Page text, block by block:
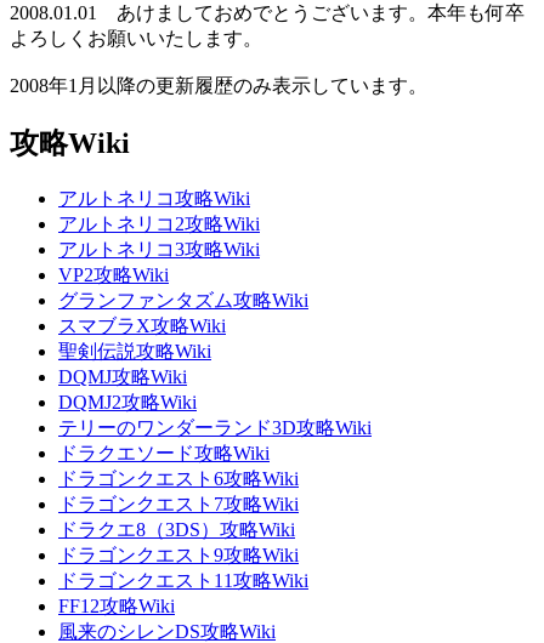
2008.01.01 あけましておめでとうございます。本年も何卒
よろしくお願いいたします。
2008年1月以降の更新履歴のみ表示しています。
攻略Wiki
アルトネリコ攻略Wiki
アルトネリコ2攻略Wiki
アルトネリコ3攻略Wiki
VP2攻略Wiki
グランファンタズム攻略Wiki
スマブラX攻略Wiki
聖剣伝説攻略Wiki
DQMJ攻略Wiki
DQMJ2攻略Wiki
テリーのワンダーランド3D攻略Wiki
ドラクエソード攻略Wiki
ドラゴンクエスト6攻略Wiki
ドラゴンクエスト7攻略Wiki
ドラクエ8（3DS）攻略Wiki
ドラゴンクエスト9攻略Wiki
ドラゴンクエスト11攻略Wiki
FF12攻略Wiki
風来のシレンDS攻略Wiki